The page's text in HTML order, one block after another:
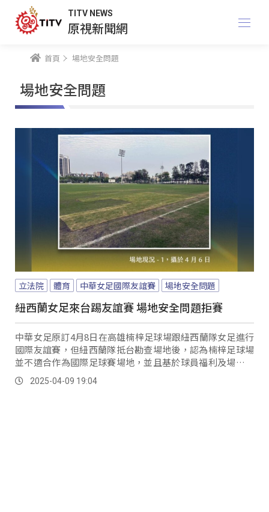
TITV NEWS
原視新聞網
首頁 場地安全問題
場地安全問題
立法院 體育 中華女足國際友誼賽 場地安全問題
紐西蘭女足來台踢友誼賽 場地安全問題拒賽
中華女足原訂4月8日在高雄楠梓足球場跟紐西蘭隊女足進行
國際友誼賽，但紐西蘭隊抵台勘查場地後，認為楠梓足球場
並不適合作為國際足球賽場地，並且基於球員福利及場地安
全的考量下，最終拒絕出賽，而紐西蘭隊也透過社群軟體發
表聲明，雖然主辦單位有嘗試尋找替代場地，但遺憾的是沒
2025-04-09 19:04